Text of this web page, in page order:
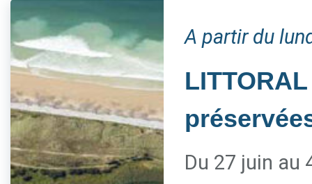
A partir du
Du 27 juin au